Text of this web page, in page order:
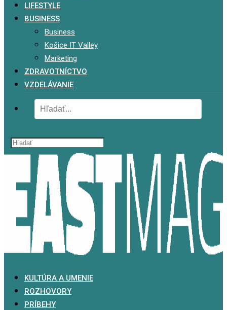
LIFESTYLE
BUSINESS
Business
Košice IT Valley
Marketing
ZDRAVOTNÍCTVO
VZDELÁVANIE
KULTÚRA A UMENIE
ROZHOVORY
PRÍBEHY